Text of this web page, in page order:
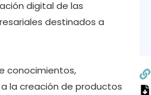
digital de las
destinados a
conocimientos,
la creación de productos